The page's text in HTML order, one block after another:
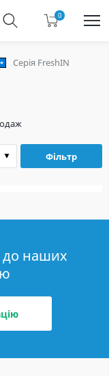
0
Серія FreshIN
Фільтр
до наших